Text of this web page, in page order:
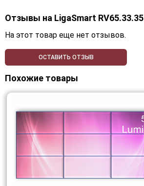
Отзывы на LigaSmart RV65.33.35
На этот товар еще нет отзывов.
ОСТАВИТЬ ОТЗЫВ
Похожие товары